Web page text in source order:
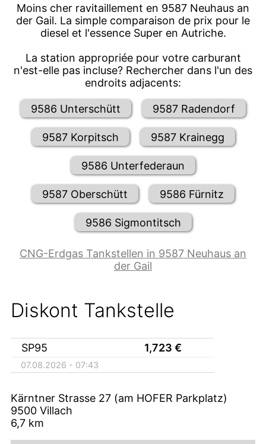
Moins cher ravitaillement en 9587 Neuhaus an
der Gail. La simple comparaison de prix pour le
diesel et l'essence Super en Autriche.
La station appropriée pour votre carburant
n'est-elle pas incluse? Rechercher dans l'un des
endroits adjacents:
9586 Unterschütt 9587 Radendorf
9587 Korpitsch 9587 Krainegg
9586 Unterfederaun
9587 Oberschütt 9586 Fürnitz
9586 Sigmontitsch
CNG-Erdgas Tankstellen in 9587 Neuhaus an
der Gail
Diskont Tankstelle
SP95 1,723 €
07.08.2026 - 07:43
Kärntner Strasse 27 (am HOFER Parkplatz)
9500 Villach
6,7 km